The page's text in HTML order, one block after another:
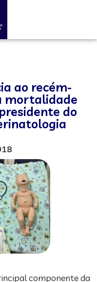
ao recém-
mortalidade
do
componente da